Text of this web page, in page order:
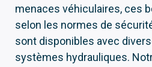
menaces véhiculaires, ces
selon les normes de
sont disponibles avec
systèmes hydrauliques.